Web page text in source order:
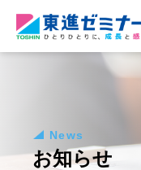
News
お知らせ